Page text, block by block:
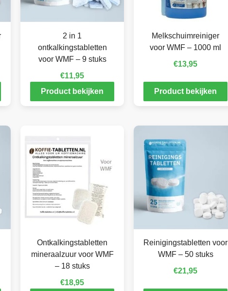
2 in 1
ontkalkingstabletten
voor WMF – 9 stuks
€11,95
Product bekijken
Melkschuimreiniger
voor WMF – 1000 ml
€13,95
Product bekijken
Ontkalkingstabletten
mineraalzuur voor WMF
– 18 stuks
€18,95
Reinigingstabletten voor
WMF – 50 stuks
€21,95